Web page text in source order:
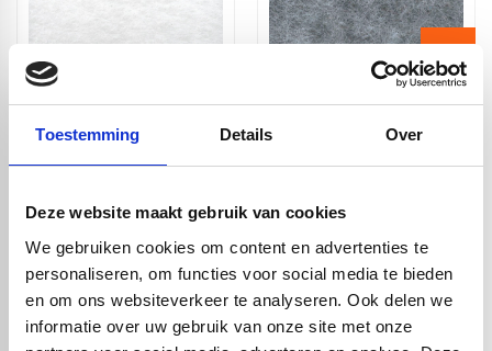
Toestemming Details Over
Deze website maakt gebruik van cookies
We gebruiken cookies om content en advertenties te
personaliseren, om functies voor social media te bieden
en om ons websiteverkeer te analyseren. Ook delen we
informatie over uw gebruik van onze site met onze
Akoestische paneel
Sample - White
Akoestische paneel
Sample - Brain
check_circleVanaf€ 750,-gratis bezorgd
Klanten geven Vos Kunststoffen een 9,0/10 2662 beoordelingen
check_circle2-5dagen levertijd